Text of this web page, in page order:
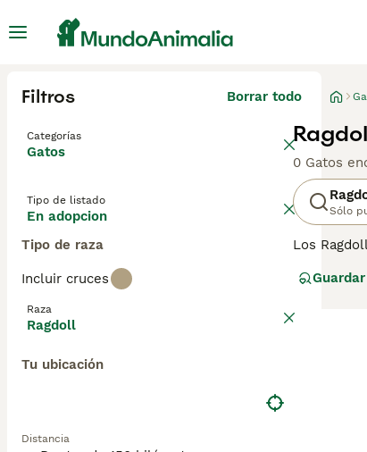
Filtros Borrar todo
Categorías
Gatos
Tipo de listado
En adopcion
Tipo de raza
Incluir cruces
Raza
Ragdoll
Tu ubicación
Distancia
0 Gatos
Sólo
Los
cuentan